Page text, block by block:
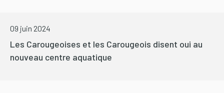
Les Carougeoises et les Carougeois disent oui au
nouveau centre aquatique
09 juin 2024